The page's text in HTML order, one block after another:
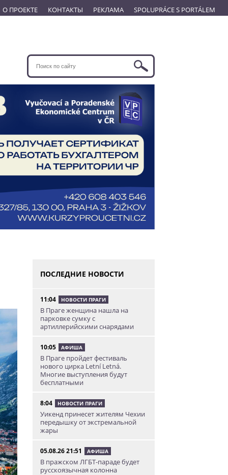
О ПРОЕКТЕ КОНТАКТЫ РЕКЛАМА SPOLUPRÁCE S PORTÁLEM
ПОСЛЕДНИЕ НОВОСТИ
11:04 НОВОСТИ ПРАГИ
В Праге женщина нашла на
парковке сумку с
артиллерийскими снарядами
10:05 АФИША
В Праге пройдет фестиваль
нового цирка Letní Letná.
Многие выступления будут
бесплатными
8:04 НОВОСТИ ПРАГИ
Уикенд принесет жителям Чехии
передышку от экстремальной
жары
05.08.26 21:51 АФИША
В пражском ЛГБТ-параде будет
русскоязычная колонна